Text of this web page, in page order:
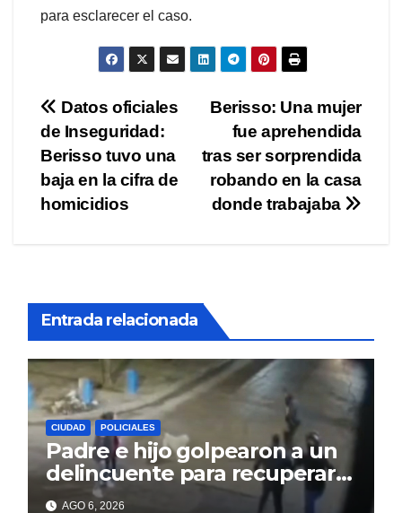
para esclarecer el caso.
Navegación
de
entradas
Berisso: Una mujer
fue aprehendida
tras ser sorprendida
robando en la casa
donde trabajaba
Datos oficiales
de Inseguridad:
Berisso tuvo una
baja en la cifra de
homicidios
Entrada relacionada
CIUDAD POLICIALES
Padre e hijo golpearon a un
delincuente para recuperar
un celular robado en Berisso
AGO 6, 2026